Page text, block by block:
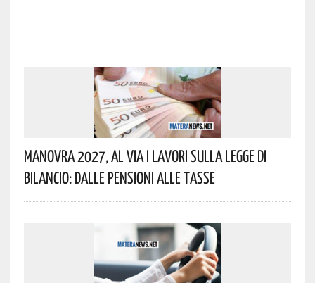
Manovra 2027, Al Via I Lavori Sulla Legge Di
Bilancio: Dalle Pensioni Alle Tasse